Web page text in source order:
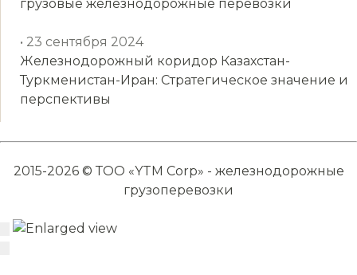
грузовые железнодорожные перевозки
• 23 сентября 2024
Железнодорожный коридор Казахстан-
Туркменистан-Иран: Стратегическое значение и
перспективы
2015-2026 © ТОО «YTM Corp» - железнодорожные
грузоперевозки